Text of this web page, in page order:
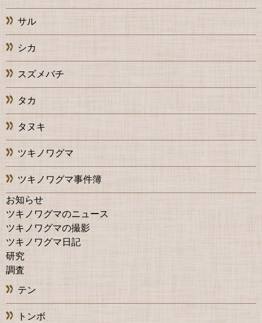
サル
シカ
スズメバチ
タカ
タヌキ
ツキノワグマ
ツキノワグマ事件簿
お知らせ
ツキノワグマのニュース
ツキノワグマの撮影
ツキノワグマ日記
研究
調査
テン
トンボ